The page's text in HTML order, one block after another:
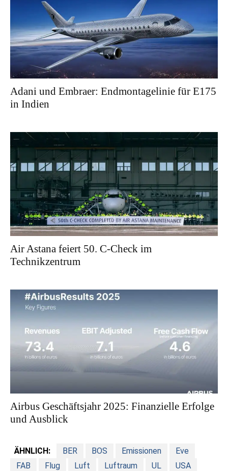
Adani und Embraer: Endmontagelinie für E175
in Indien
Air Astana feiert 50. C-Check im
Technikzentrum
Airbus Geschäftsjahr 2025: Finanzielle Erfolge
und Ausblick
ÄHNLICH: BER BOS Emissionen
Eve
FAB
Flug Luft Luftraum UL USA